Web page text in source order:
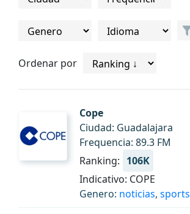
Ordenar por
Cope
Ciudad: Guadalajara
Frequencia: 89.3 FM
Ranking: 106K
Indicativo: COPE
Genero: noticias, sports